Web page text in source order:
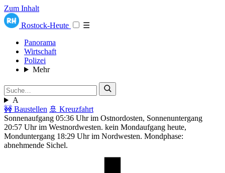
Zum Inhalt
Rostock-Heute
☰
Panorama
Wirtschaft
Polizei
Mehr
A
🚧 Baustellen 🚢 Kreuzfahrt
Sonnenaufgang 05:36 Uhr im Ostnordosten, Sonnenuntergang
20:57 Uhr im Westnordwesten. kein Mondaufgang heute,
Monduntergang 18:29 Uhr im Nordwesten. Mondphase:
abnehmende Sichel.